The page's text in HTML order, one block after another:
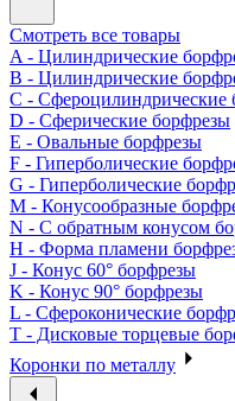
Смотреть все товары
A - Цилиндрические
B - Цилиндрические
C - Сфероцилиндрические
D - Сферические борфрезы
E - Овальные борфрезы
F - Гиперболические
G - Гиперболические
M - Конусообразные
N - С обратным конусом
H - Форма пламени
J - Конус 60° борфрезы
K - Конус 90° борфрезы
L - Сфероконические
T - Дисковые торцевые
Коронки по металлу